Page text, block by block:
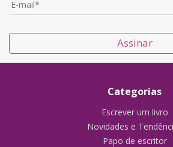
Assinar
Categorias
Escrever um livro
Novidades e
Papo de escritor